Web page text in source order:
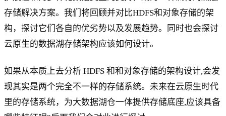
存储解决方案。我们将回顾并对比HDFS和对象存储的架
构，探讨它们各自的优劣势以及发展趋势。同时也会探讨
云原生的数据湖存储架构应该如何设计。
如果从本质上去分析 HDFS 和和对象存储的架构设计,会发
现其实是两个完全不一样的存储系统。未来在云原生时代
里的存储系统，为大数据湖仓一体提供存储底座,应该具备